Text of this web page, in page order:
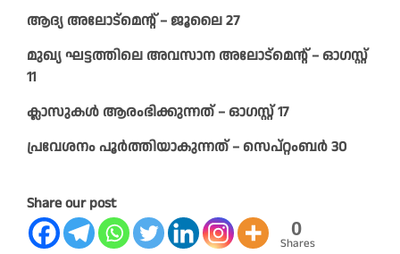
ആദ്യ അലോട്മെന്റ് – ജൂലൈ 27
മുഖ്യ ഘട്ടത്തിലെ അവസാന അലോട്മെന്റ് – ഓഗസ്റ്റ്
11
ക്ലാസുകൾ ആരംഭിക്കുന്നത് – ഓഗസ്റ്റ് 17
പ്രവേശനം പൂർത്തിയാകുന്നത് – സെപ്റ്റംബർ 30
Share our post
0
Shares